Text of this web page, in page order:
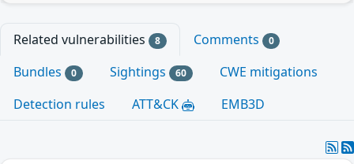
Related vulnerabilities 8 Comments 0
Bundles 0 Sightings 60
CWE mitigations
Detection rules
ATT&CK EMB3D